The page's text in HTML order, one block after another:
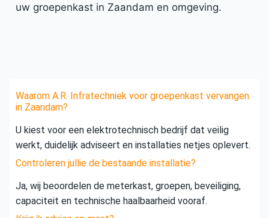
uw groepenkast in Zaandam en omgeving.
Waarom A.R. Infratechniek voor groepenkast vervangen
in Zaandam?
U kiest voor een elektrotechnisch bedrijf dat veilig
werkt, duidelijk adviseert en installaties netjes oplevert.
Controleren jullie de bestaande installatie?
Ja, wij beoordelen de meterkast, groepen, beveiliging,
capaciteit en technische haalbaarheid vooraf.